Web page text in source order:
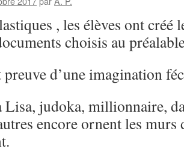
, les élèves ont créé
choisis au
d’une imagination
Lisa, judoka, millionnaire,
encore ornent les murs